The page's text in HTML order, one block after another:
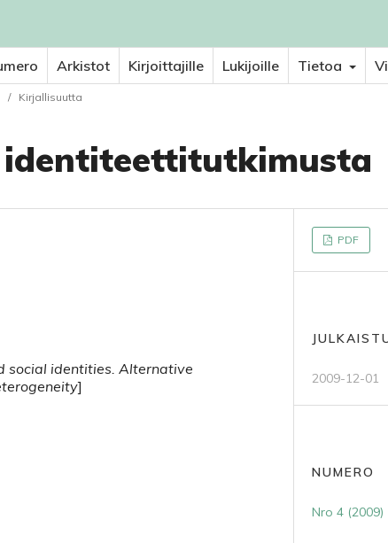
Arkistot Kirjoittajille Lukijoille Tietoa
/ Kirjallisuutta
social identities. Alternative
]
PDF
2009-12-01
NUMERO
Nro 4 (2009)